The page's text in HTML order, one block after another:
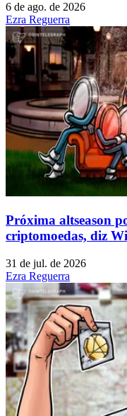
6 de ago. de 2026
Ezra Reguerra
Próxima altseason
criptomoedas, diz
31 de jul. de 2026
Ezra Reguerra